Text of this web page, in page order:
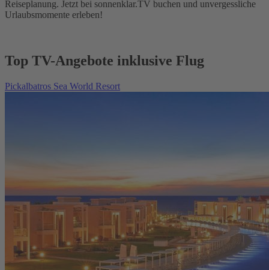
Reiseplanung. Jetzt bei sonnenklar.TV buchen und unvergessliche
Urlaubsmomente erleben!
Top TV-Angebote inklusive Flug
Pickalbatros Sea World Resort